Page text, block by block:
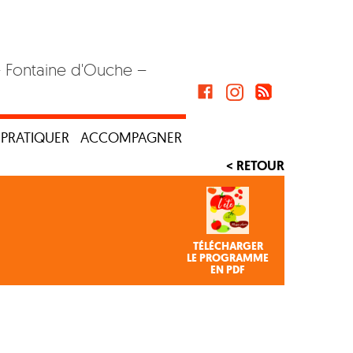
d'Ouche –
PRATIQUER ACCOMPAGNER
< RETOUR
TÉLÉCHARGER
LE PROGRAMME
EN PDF